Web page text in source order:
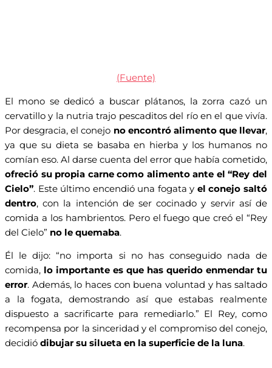
(Fuente)
El mono se dedicó a buscar plátanos, la zorra cazó un
cervatillo y la nutria trajo pescaditos del río en el que vivía.
Por desgracia, el conejo no encontró alimento que llevar,
ya que su dieta se basaba en hierba y los humanos no
comían eso. Al darse cuenta del error que había cometido,
ofreció su propia carne como alimento ante el “Rey del
Cielo”. Este último encendió una fogata y el conejo saltó
dentro, con la intención de ser cocinado y servir así de
comida a los hambrientos. Pero el fuego que creó el “Rey
del Cielo” no le quemaba.
Él le dijo: “no importa si no has conseguido nada de
comida, lo importante es que has querido enmendar tu
error. Además, lo haces con buena voluntad y has saltado
a la fogata, demostrando así que estabas realmente
dispuesto a sacrificarte para remediarlo.” El Rey, como
recompensa por la sinceridad y el compromiso del conejo,
decidió dibujar su silueta en la superficie de la luna.